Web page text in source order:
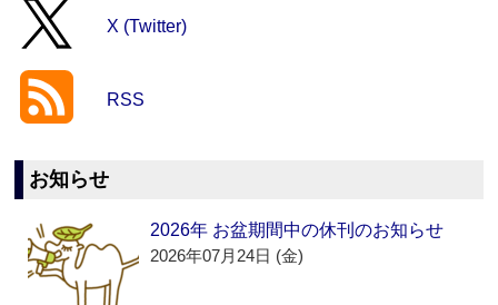
X (Twitter)
RSS
お知らせ
2026年 お盆期間中の休刊のお知らせ
2026年07月24日 (金)